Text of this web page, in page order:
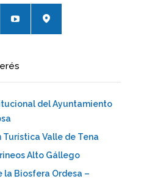
del Ayuntamiento
Turística Valle de Tena
Alto Gállego
la Biosfera Ordesa –